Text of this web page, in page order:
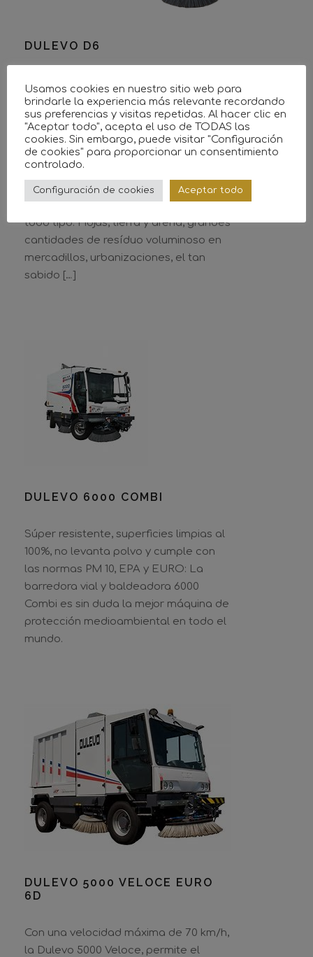
DULEVO D6
La nueva evolución de Dulevo. Un
nuevo sistema Can Bus para controlar
sin esfuerzo las ya increibles
prestaciones del sistema Dulevo.
Nuevo formato de cabina.
Preprogramación de los diferentes
tipos de barrido. Inmejorables
prestaciones con resíduos urbanos de
todo tipo: Hojas, tierra y arena, grandes
cantidades de resíduo voluminoso en
mercadillos, urbanizaciones, el tan
sabido […]
DULEVO 6000 COMBI
Súper resistente, superficies limpias al
100%, no levanta polvo y cumple con
las normas PM 10, EPA y EURO: La
barredora vial y baldeadora 6000
Combi es sin duda la mejor máquina de
protección medioambiental en todo el
mundo.
DULEVO 6000 COMBI
DULEVO 5000 VELOCE EURO
6D
Con una velocidad máxima de 70 km/h,
la Dulevo 5000 Veloce, permite el
DULEVO 5000 VELOCE EURO 6D
Usamos cookies en nuestro sitio web para
brindarle la experiencia más relevante recordando
sus preferencias y visitas repetidas. Al hacer clic en
"Aceptar todo", acepta el uso de TODAS las
cookies. Sin embargo, puede visitar "Configuración
de cookies" para proporcionar un consentimiento
controlado.
Configuración de cookies Aceptar todo